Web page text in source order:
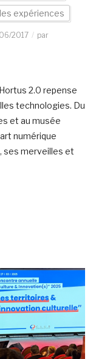
expériences
2017
par
2.0 repense
technologies. Du
et au musée
numérique
ses merveilles et